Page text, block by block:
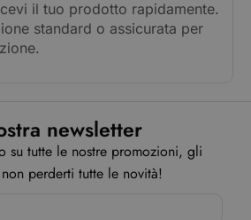
il tuo prodotto rapidamente.
standard o assicurata per
newsletter
su tutte le nostre promozioni, gli
perderti tutte le novità!